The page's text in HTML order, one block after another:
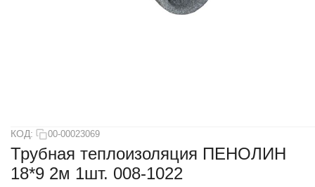
КОД: 00-00023069
Трубная теплоизоляция ПЕНОЛИН
18*9 2м 1шт. 008-1022